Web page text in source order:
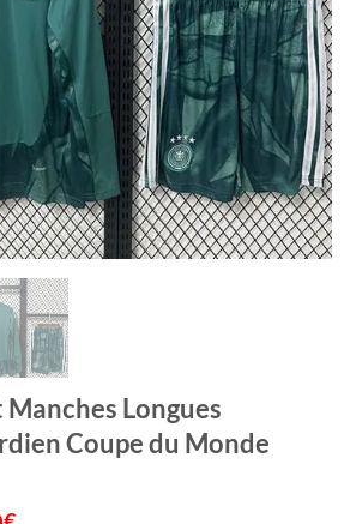
Longues
Coupe du Monde